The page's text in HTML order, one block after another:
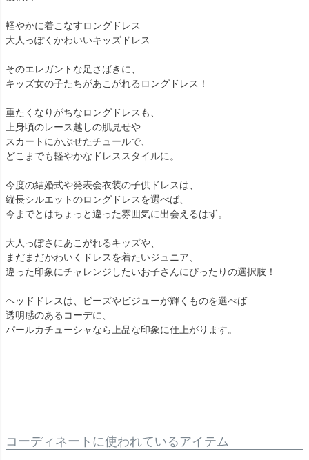
軽やかに着こなすロングドレス
大人っぽくかわいいキッズドレス
そのエレガントな足さばきに、
キッズ女の子たちがあこがれるロングドレス！
重たくなりがちなロングドレスも、
上身頃のレース越しの肌見せや
スカートにかぶせたチュールで、
どこまでも軽やかなドレススタイルに。
今度の結婚式や発表会衣装の子供ドレスは、
縦長シルエットのロングドレスを選べば、
今までとはちょっと違った雰囲気に出会えるはず。
大人っぽさにあこがれるキッズや、
まだまだかわいくドレスを着たいジュニア、
違った印象にチャレンジしたいお子さんにぴったりの選択肢！
ヘッドドレスは、ビーズやビジューが輝くものを選べば
透明感のあるコーデに、
パールカチューシャなら上品な印象に仕上がります。
コーディネートに使われているアイテム